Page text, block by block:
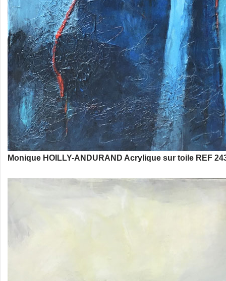
Monique HOILLY-ANDURAND Acrylique sur toile REF